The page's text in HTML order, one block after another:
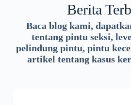
Berita
Baca blog kami,
tentang pintu seksi,
pelindung pintu, pintu
artikel tentang kasus